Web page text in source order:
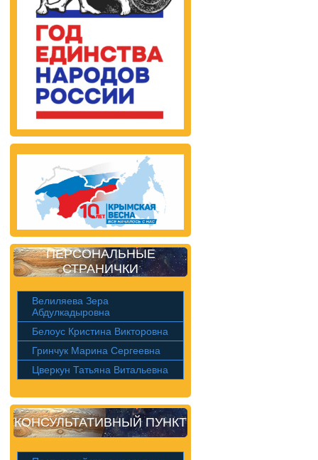
ПЕРСОНАЛЬНЫЕ
СТРАНИЧКИ
Велиляева Зера
Абдулкадыровна
Белоус Кристина Викторовна
Гринчук Марина Сергеевна
Цверкун Татьяна Витальевна
КОНСУЛЬТАТИВНЫЙ ПУНКТ